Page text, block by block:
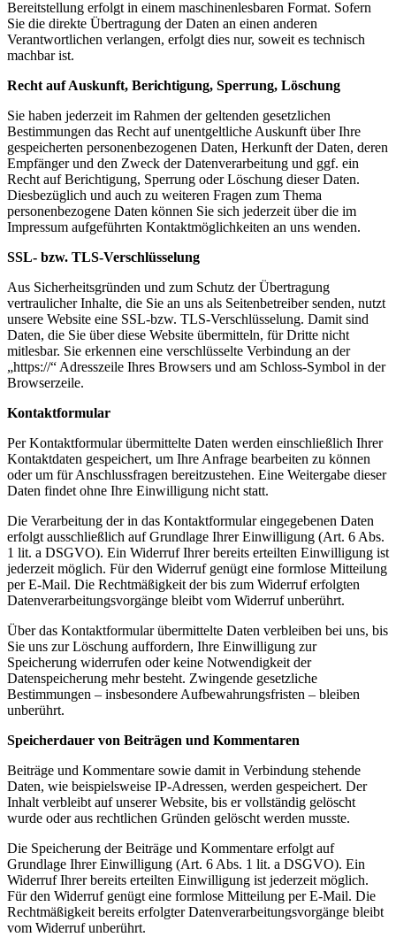
Bereitstellung erfolgt in einem maschinenlesbaren Format. Sofern
Sie die direkte Übertragung der Daten an einen anderen
Verantwortlichen verlangen, erfolgt dies nur, soweit es technisch
machbar ist.
Recht auf Auskunft, Berichtigung, Sperrung, Löschung
Sie haben jederzeit im Rahmen der geltenden gesetzlichen
Bestimmungen das Recht auf unentgeltliche Auskunft über Ihre
gespeicherten personenbezogenen Daten, Herkunft der Daten, deren
Empfänger und den Zweck der Datenverarbeitung und ggf. ein
Recht auf Berichtigung, Sperrung oder Löschung dieser Daten.
Diesbezüglich und auch zu weiteren Fragen zum Thema
personenbezogene Daten können Sie sich jederzeit über die im
Impressum aufgeführten Kontaktmöglichkeiten an uns wenden.
SSL- bzw. TLS-Verschlüsselung
Aus Sicherheitsgründen und zum Schutz der Übertragung
vertraulicher Inhalte, die Sie an uns als Seitenbetreiber senden, nutzt
unsere Website eine SSL-bzw. TLS-Verschlüsselung. Damit sind
Daten, die Sie über diese Website übermitteln, für Dritte nicht
mitlesbar. Sie erkennen eine verschlüsselte Verbindung an der
„https://“ Adresszeile Ihres Browsers und am Schloss-Symbol in der
Browserzeile.
Kontaktformular
Per Kontaktformular übermittelte Daten werden einschließlich Ihrer
Kontaktdaten gespeichert, um Ihre Anfrage bearbeiten zu können
oder um für Anschlussfragen bereitzustehen. Eine Weitergabe dieser
Daten findet ohne Ihre Einwilligung nicht statt.
Die Verarbeitung der in das Kontaktformular eingegebenen Daten
erfolgt ausschließlich auf Grundlage Ihrer Einwilligung (Art. 6 Abs.
1 lit. a DSGVO). Ein Widerruf Ihrer bereits erteilten Einwilligung ist
jederzeit möglich. Für den Widerruf genügt eine formlose Mitteilung
per E-Mail. Die Rechtmäßigkeit der bis zum Widerruf erfolgten
Datenverarbeitungsvorgänge bleibt vom Widerruf unberührt.
Über das Kontaktformular übermittelte Daten verbleiben bei uns, bis
Sie uns zur Löschung auffordern, Ihre Einwilligung zur
Speicherung widerrufen oder keine Notwendigkeit der
Datenspeicherung mehr besteht. Zwingende gesetzliche
Bestimmungen – insbesondere Aufbewahrungsfristen – bleiben
unberührt.
Speicherdauer von Beiträgen und Kommentaren
Beiträge und Kommentare sowie damit in Verbindung stehende
Daten, wie beispielsweise IP-Adressen, werden gespeichert. Der
Inhalt verbleibt auf unserer Website, bis er vollständig gelöscht
wurde oder aus rechtlichen Gründen gelöscht werden musste.
Die Speicherung der Beiträge und Kommentare erfolgt auf
Grundlage Ihrer Einwilligung (Art. 6 Abs. 1 lit. a DSGVO). Ein
Widerruf Ihrer bereits erteilten Einwilligung ist jederzeit möglich.
Für den Widerruf genügt eine formlose Mitteilung per E-Mail. Die
Rechtmäßigkeit bereits erfolgter Datenverarbeitungsvorgänge bleibt
vom Widerruf unberührt.